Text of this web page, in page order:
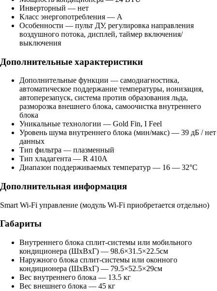
Инверторный — нет
Класс энергопотребления — A
Особенности — пульт ДУ, регулировка направления
воздушного потока, дисплей, таймер включения/
выключения
Дополнительные характеристики
Дополнительные функции — самодиагностика,
автоматическое поддержание температуры, ионизация,
автоперезапуск, система против образования льда,
разморозка внешнего блока, самоочистка внутреннего
блока
Уникальные технологии — Gold Fin, I Feel
Уровень шума внутреннего блока (мин/макс) — 39 дБ / нет
данных
Тип фильтра — плазменный
Тип хладагента — R 410A
Диапазон поддерживаемых температур — 16 — 32°С
Дополнительная информация
Smart Wi-Fi управление (модуль Wi-Fi приобретается отдельно)
Габариты
Внутреннего блока сплит-системы или мобильного
кондиционера (ШxВxГ) — 98.6×31.5×22.5см
Наружного блока сплит-системы или оконного
кондиционера (ШxВxГ) — 79.5×52.5×29см
Вес внутреннего блока — 13.5 кг
Вес внешнего блока — 45 кг